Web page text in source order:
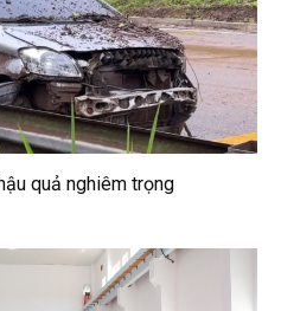
quả nghiêm trọng